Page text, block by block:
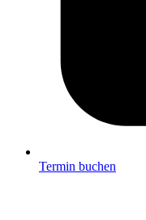
Termin buchen